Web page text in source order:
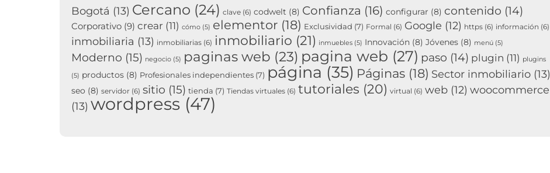
Bogotá (13) Cercano (24) clave (6) codwelt (8) Confianza (16) configurar (8) contenido (14)
Corporativo (9) crear (11) cómo (5) elementor (18) Exclusividad (7) Formal (6) Google (12) https (6) información (6)
inmobiliaria (13) inmobiliarias (6) inmobiliario (21) inmuebles (5) Innovación (8) Jóvenes (8) menú (5)
Moderno (15) negocio (5) paginas web (23) pagina web (27) paso (14) plugin (11) plugins
(5) productos (8) Profesionales independientes (7) página (35) Páginas (18) Sector inmobiliario (13)
seo (8) servidor (6) sitio (15) tienda (7) Tiendas virtuales (6) tutoriales (20) virtual (6) web (12) woocommerce
(13) wordpress (47)